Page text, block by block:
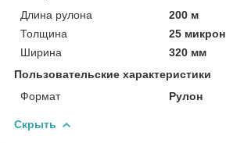
Длина рулона
200 м
Толщина
25 микрон
Ширина
320 мм
Пользовательские характеристики
Формат
Рулон
Скрыть